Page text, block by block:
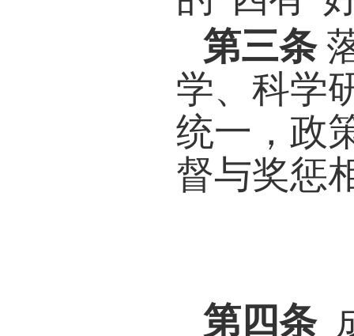
第
色社
值引
化、
的“四